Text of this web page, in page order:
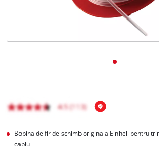
Bobina de fir de schimb originala Einhell pentru
cablu